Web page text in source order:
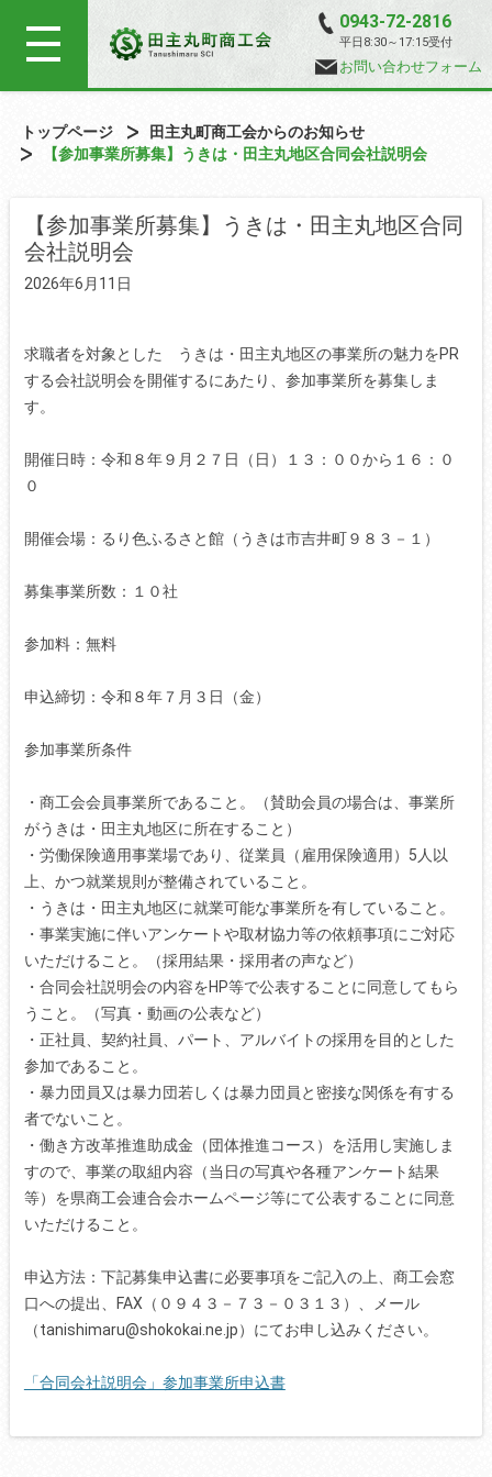
0943-72-2816
平日8:30～17:15受付
お問い合わせフォーム
トップページ
田主丸町商工会からのお知らせ
【参加事業所募集】うきは・田主丸地区合同会社説明会
【参加事業所募集】うきは・田主丸地区合同
会社説明会
2026年6月11日
求職者を対象とした うきは・田主丸地区の事業所の魅力をPR
する会社説明会を開催するにあたり、参加事業所を募集しま
す。
開催日時：令和８年９月２７日（日）１３：００から１６：０
０
開催会場：るり色ふるさと館（うきは市吉井町９８３－１）
募集事業所数：１０社
参加料：無料
申込締切：令和８年７月３日（金）
参加事業所条件
・商工会会員事業所であること。（賛助会員の場合は、事業所
がうきは・田主丸地区に所在すること）
・労働保険適用事業場であり、従業員（雇用保険適用）5人以
上、かつ就業規則が整備されていること。
・うきは・田主丸地区に就業可能な事業所を有していること。
・事業実施に伴いアンケートや取材協力等の依頼事項にご対応
いただけること。（採用結果・採用者の声など）
・合同会社説明会の内容をHP等で公表することに同意してもら
うこと。（写真・動画の公表など）
・正社員、契約社員、パート、アルバイトの採用を目的とした
参加であること。
・暴力団員又は暴力団若しくは暴力団員と密接な関係を有する
者でないこと。
・働き方改革推進助成金（団体推進コース）を活用し実施しま
すので、事業の取組内容（当日の写真や各種アンケート結果
等）を県商工会連合会ホームページ等にて公表することに同意
いただけること。
申込方法：下記募集申込書に必要事項をご記入の上、商工会窓
口への提出、FAX（０９４３－７３－０３１３）、メール
（tanishimaru@shokokai.ne.jp）にてお申し込みください。
「合同会社説明会」参加事業所申込書
tekst